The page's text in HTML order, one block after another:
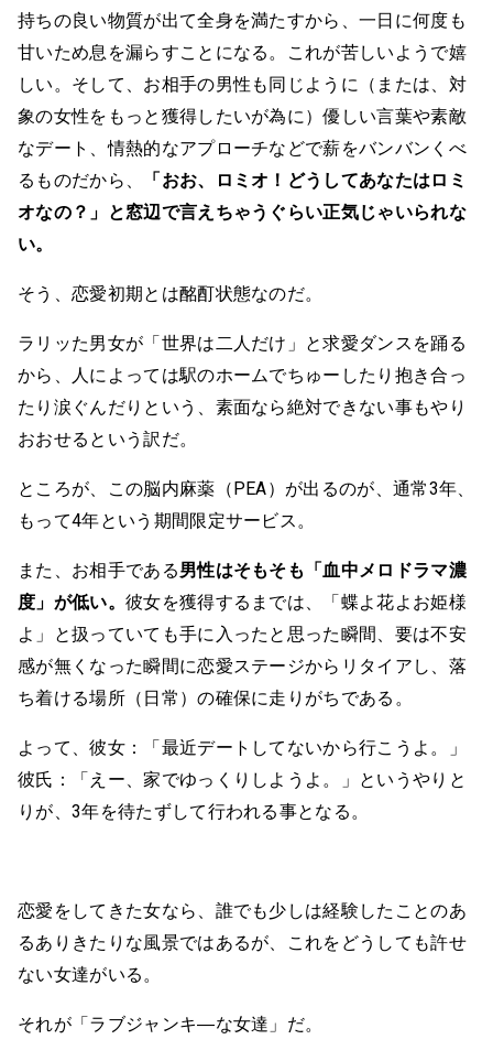
持ちの良い物質が出て全身を満たすから、一日に何度も
甘いため息を漏らすことになる。これが苦しいようで嬉
しい。そして、お相手の男性も同じように（または、対
象の女性をもっと獲得したいが為に）優しい言葉や素敵
なデート、情熱的なアプローチなどで薪をバンバンくべ
るものだから、
「おお、ロミオ！どうしてあなたはロミ
オなの？」と窓辺で言えちゃうぐらい正気じゃいられな
い。
そう、恋愛初期とは酩酊状態なのだ。
ラリッた男女が「世界は二人だけ」と求愛ダンスを踊る
から、人によっては駅のホームでちゅーしたり抱き合っ
たり涙ぐんだりという、素面なら絶対できない事もやり
おおせるという訳だ。
ところが、この脳内麻薬（PEA）が出るのが、通常3年、
もって4年という期間限定サービス。
また、お相手である男性はそもそも「血中メロドラマ濃
度」が低い。 彼女を獲得するまでは、「蝶よ花よお姫様
よ」と扱っていても手に入ったと思った瞬間、要は不安
感が無くなった瞬間に恋愛ステージからリタイアし、落
ち着ける場所（日常）の確保に走りがちである。
よって、彼女：「最近デートしてないから行こうよ。」
彼氏：「えー、家でゆっくりしようよ。」というやりと
りが、3年を待たずして行われる事となる。
恋愛をしてきた女なら、誰でも少しは経験したことのあ
るありきたりな風景ではあるが、これをどうしても許せ
ない女達がいる。
それが「ラブジャンキ―な女達」だ。